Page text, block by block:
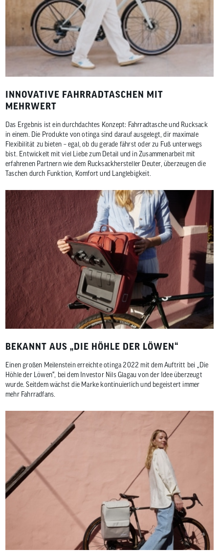
INNOVATIVE FAHRRADTASCHEN MIT
MEHRWERT
Das Ergebnis ist ein durchdachtes Konzept: Fahrradtasche und Rucksack
in einem. Die Produkte von otinga sind darauf ausgelegt, dir maximale
Flexibilität zu bieten – egal, ob du gerade fährst oder zu Fuß unterwegs
bist. Entwickelt mit viel Liebe zum Detail und in Zusammenarbeit mit
erfahrenen Partnern wie dem Rucksackhersteller Deuter, überzeugen die
Taschen durch Funktion, Komfort und Langlebigkeit.
BEKANNT AUS „DIE HÖHLE DER LÖWEN“
Einen großen Meilenstein erreichte otinga 2022 mit dem Auftritt bei „Die
Höhle der Löwen“, bei dem Investor Nils Glagau von der Idee überzeugt
wurde. Seitdem wächst die Marke kontinuierlich und begeistert immer
mehr Fahrradfans.